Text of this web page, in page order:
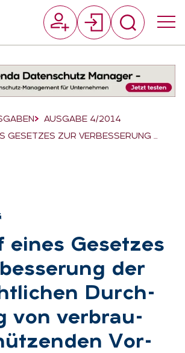
AUSGABE 4/2014
GESETZES ZUR VERBESSERUNG …
ei­nes Ge­set­zes
der
Durch­
von ver­brau­
Vor­